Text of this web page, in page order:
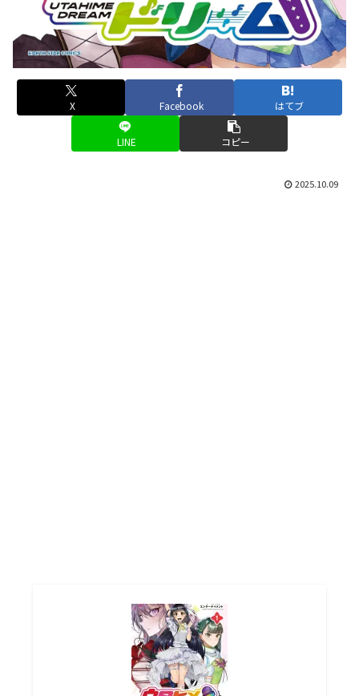
X Facebook はてブ
LINE コピー
2025.10.09